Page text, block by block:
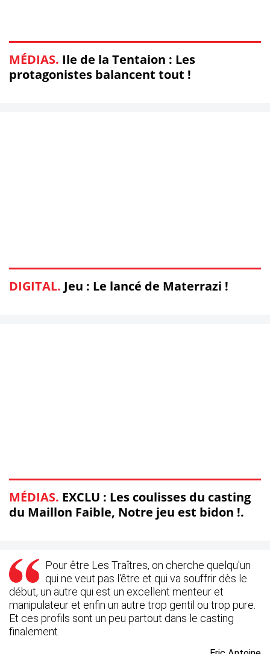
MÉDIAS. Ile de la Tentaion : Les
protagonistes balancent tout !
DIGITAL. Jeu : Le lancé de Materrazi !
MÉDIAS. EXCLU : Les coulisses du casting
du Maillon Faible, Notre jeu est bidon !.
Pour être Les Traîtres, on cherche quelqu'un
qui ne veut pas l'être et qui va souffrir dès le
début, un autre qui est un excellent menteur et
manipulateur et enfin un autre trop gentil ou trop pure.
Et ces profils sont un peu partout dans le casting
finalement.